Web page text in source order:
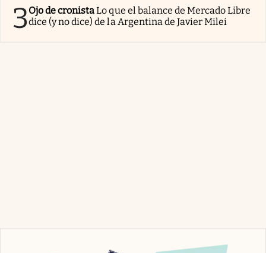
3Ojo de cronistaLo que el balance de Mercado Libre
dice (y no dice) de la Argentina de Javier Milei